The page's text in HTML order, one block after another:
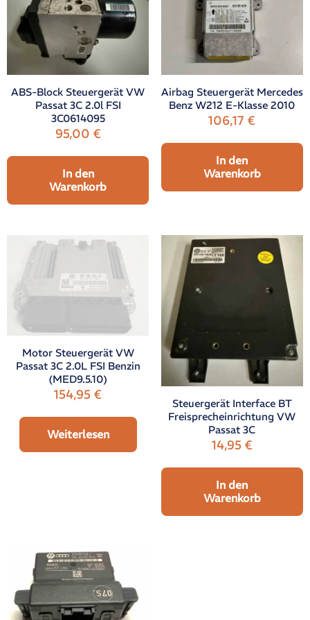
ABS-Block Steuergerät VW
Passat 3C 2.0l FSI
3C0614095
95,00 €
In den
Warenkorb
Airbag Steuergerät Mercedes
Benz W212 E-Klasse 2010
106,17€
In den
Warenkorb
Motor Steuergerät VW
Passat 3C 2.0L FSI Benzin
(MED9.5.10)
154,95€
Weiterlesen
Steuergerät Interface BT
Freisprecheinrichtung VW
Passat 3C
14,95 €
In den
Warenkorb